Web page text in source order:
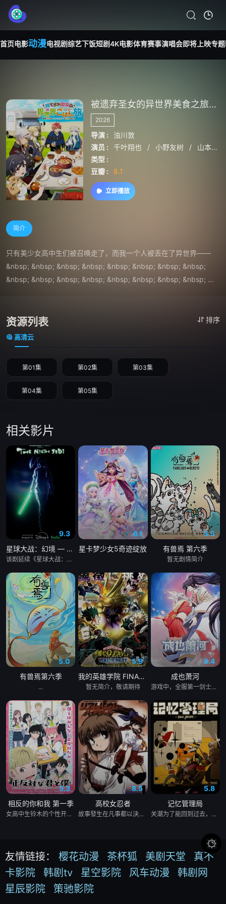
首页电影动漫电视剧综艺下饭短剧4K电影体育赛事演唱会即将上映专题
被遗弃圣女的异世界美食之旅用隐藏技能召唤了露营车
2026
导演 :
浊川敦
演员 :
千叶翔也 / 小野友树 /
山本兼平
类型 :
豆瓣 :
8.1
立即播放
简介
只有美少女高中生们被召唤走了，而我一个人被丢在了异世界——
&nbsp; &nbsp; &nbsp; &nbsp; &nbsp; &nbsp; &nbsp; &nbsp;
&nbsp; &nbsp; &nbsp; &nbsp; &nbsp; &nbsp; &nbsp; &nbsp;
&nbsp; &nbsp; &nbsp;　　按理说我应该为今后的事感到迷茫无
助……但其实并没有。 &nbsp; &nbsp; &nbsp; &nbsp; &nbsp;
&nbsp; &nbsp; &nbsp; &nbsp; &nbsp; &nbsp; &nbsp; &nbsp;
&nbsp; &nbsp; &nbsp; &nbsp; &nbsp; &nbsp; &nbsp; &nbsp;
&nbsp; &nbsp; &nbsp; &nbsp; &nbsp; &nbsp; &nbsp; &nbsp;
&nbsp; &nbsp; &nbsp; &nbsp; &nbsp; &nbsp;　　因为我的技能
【野营车辆】——我管它叫「小莫」的房车，以及【生存战略】——
&nbsp; &nbsp; &nbsp; &nbsp; &nbsp; &nbsp; &nbsp; &nbsp;
&nbsp; &nbsp; &nbsp; &nbsp; &nbsp; &nbsp; &nbsp; &nbsp;
&nbsp; &nbsp; &nbsp; &nbsp; &nbsp; &nbsp; &nbsp; &nbsp;
&nbsp; &nbsp; &nbsp; &nbsp; &nbsp; &nbsp; &nbsp; &nbsp;
&nbsp; &nbsp; &nbsp;　　既然如此，不如把我喜欢的单人露营和
做菜也带到异世界来试试？就这么干吧！ &nbsp; &nbsp; &nbsp;
&nbsp; &nbsp; &nbsp; &nbsp; &nbsp; &nbsp; &nbsp; &nbsp;
&nbsp; &nbsp; &nbsp; &nbsp; &nbsp; &nbsp; &nbsp; &nbsp;
&nbsp; &nbsp; &nbsp; &nbsp; &nbsp; &nbsp; &nbsp; &nbsp;
&nbsp; &nbsp; &nbsp; &nbsp; &nbsp; &nbsp; &nbsp; &nbsp;
正这么想着的时候，超棒的伙伴们一个接一个地登场了♪ &nbsp;
&nbsp; &nbsp; &nbsp; &nbsp; &nbsp; &nbsp; &nbsp; &nbsp;
&nbsp; &nbsp; &nbsp; &nbsp; &nbsp; &nbsp; &nbsp; &nbsp;
&nbsp; &nbsp; &nbsp; &nbsp; &nbsp; &nbsp; &nbsp; &nbsp;
&nbsp; &nbsp;　　好嘞，那就大家一起踏上异世界美食之旅吧！
&nbsp; &nbsp; &nbsp; &nbsp; &nbsp; &nbsp; &nbsp; &nbsp;
&nbsp; &nbsp; &nbsp; &nbsp; &nbsp; &nbsp; &nbsp; &nbsp;
&nbsp; &nbsp; &nbsp; &nbsp; &nbsp; &nbsp; &nbsp; &nbsp;
&nbsp; &nbsp; &nbsp; &nbsp; &nbsp; &nbsp; &nbsp; &nbsp;
&nbsp; &nbsp; &nbsp;　　来，请上车！ &nbsp; &nbsp; &nbsp;
&nbsp; &nbsp; &nbsp; &nbsp; &nbsp; &nbsp; &nbsp; &nbsp;
&nbsp; &nbsp; &nbsp; &nbsp; &nbsp; &nbsp; &nbsp; &nbsp;
&nbsp; &nbsp; &nbsp; &nbsp; &nbsp; &nbsp; &nbsp; &nbsp;
&nbsp; &nbsp; &nbsp; &nbsp; &nbsp; &nbsp; &nbsp; &nbsp;
为了尽情享受异世界，小莫，出发前进！
资源列表 排序
高清云
第01集 第02集 第03集
第04集 第05集
相关影片
9.3
星球大战：幻境 — 第九个绝地武士
该剧延续《星球大战：幻境》的世界观，见证绝地武士崭新篇章。
6.1
星卡梦少女5奇迹绽放
5.5
有兽焉 第六季
暂无剧情简介
5.0
有兽焉第六季
...
5.9
我的英雄学院 FINAL SEASON 特别篇
暂无简介，敬请期待
5.4
成也萧河
游戏中，全服第一剑士萧无尽和第一女通缉犯桃之夭夭不打不相识。现实中，冬川大学校园男神萧河和大一新生沈心因大学生电竞比赛相遇相知。二人和好友阳曜组成战队，一路过关斩将，力争要夺得比赛的冠军！萧河和沈心相互治愈、相互鼓励，在追求梦想的道路上携手前行，在好友阳曜和向楠的助攻下，二人又会擦出怎样的火花？
5.3
相反的你和我 第一季
女高中生铃木的个性开朗、交友甚广、擅长察言观色，是班上的中心人物之一，她喜欢的对象是坐在自己隔壁的男同学谷，而谷的个性与铃木恰恰相反，他内敛沉稳、有主见、待人一视同仁。铃木一直无法鼓起勇气告白，直到某日一个偶然机会，两人放学回家时走在同一条路上，并因此牵起了手。之后两人相互倾诉对彼此的好感，并开始交往，而同学们虽然感到讶异，但也都很支持两人的恋情。
8.5
高校女忍者
故事發生在凡事都以決鬥解決的大門高中。就讀大門高中的怪怪女生御劍涼子，是個熱愛武士道，劍術高超的時代劇迷，更是解決校內麻煩「K FIGHT」決鬥制度的冠軍！ 某天在御劍涼子面前突然出現了一個神秘巫女，涼子並因此被召喚進入異次元空間，和那裡的妖魔獸展開戰鬥！究竟現實世界與異次元空間有什麼關係？陸續登場的謎樣角色，又將為涼子帶來什麼遭遇呢？現在，戰鬥的鐘聲即將為御劍涼子響起！
5.8
记忆管理局
关潮为了能回到过去，寻找着能启动时间枪的能源“灼石”，却意外掉入了记忆管理局。为了能重新回到现实，关潮和方糖、百重等记忆管理员一起逐层回收记忆层中的BUG人。随着一场场战斗相继落幕，关潮要面对的是……
友情链接： 樱花动漫 茶杯狐 美剧天堂
真不
卡影院
韩剧tv 星空影院 风车动漫
韩剧网
星辰影院
策驰影院
